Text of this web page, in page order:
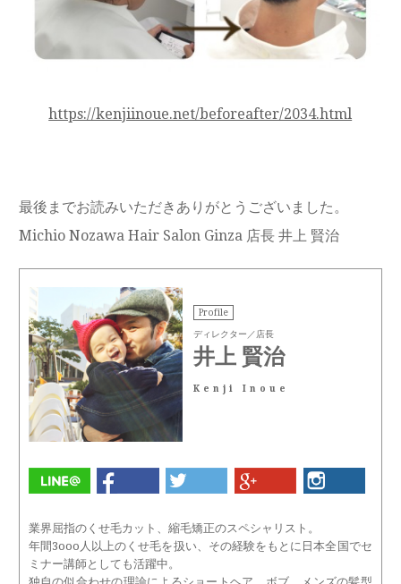
https://kenjiinoue.net/beforeafter/2034.html
最後までお読みいただきありがとうございました。
Michio Nozawa Hair Salon Ginza 店長 井上 賢治
Profile
ディレクター／店長
井上 賢治
Kenji Inoue
業界屈指のくせ毛カット、縮毛矯正のスペシャリスト。
年間3ooo人以上のくせ毛を扱い、その経験をもとに日本全国でセ
ミナー講師としても活躍中。